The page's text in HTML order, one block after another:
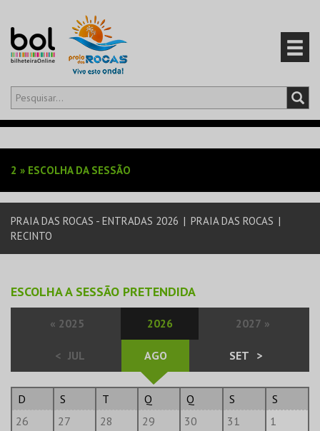
Olá,iniciar sessão
EVENTOS
CARTÕES
2 » ESCOLHA DA SESSÃO
PRAIA DAS ROCAS - ENTRADAS 2026 | PRAIA DAS ROCAS |
RECINTO
ESCOLHA A SESSÃO PRETENDIDA
« 2025 2026 2027 »
< JUL AGO SET >
D S T Q Q S
S
26
27 28 29 30 31 1